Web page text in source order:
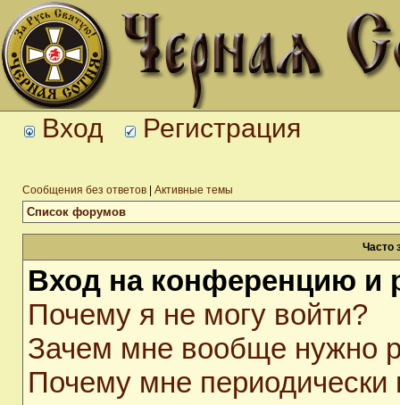
Вход Регистрация
Сообщения без ответов Активные темы
Список форумов
Часто
Вход на конференцию и
Почему я не могу войти?
Зачем мне вообще нужно
Почему мне периодически